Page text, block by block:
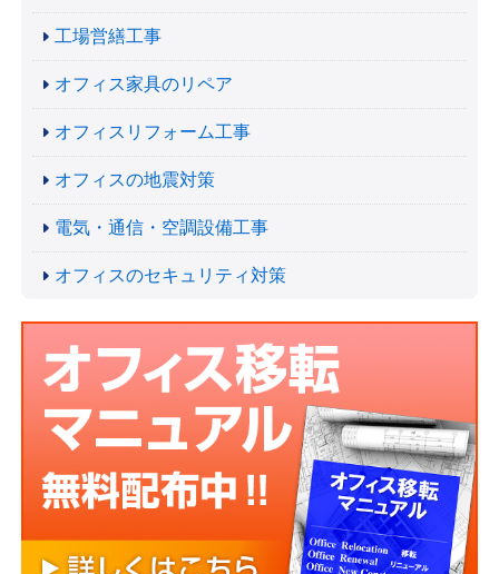
工場営繕工事
オフィス家具のリペア
オフィスリフォーム工事
オフィスの地震対策
電気・通信・空調設備工事
オフィスのセキュリティ対策